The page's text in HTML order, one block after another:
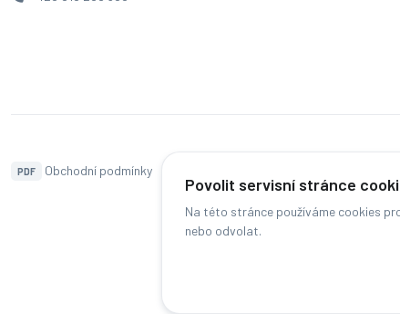
Povolit servisní stránce
Na této stránce používáme cookies
nebo odvolat.
PDF Obchodní podmínky